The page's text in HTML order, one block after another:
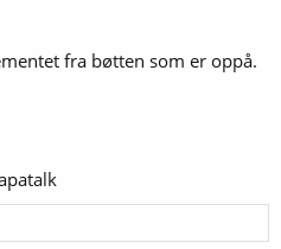
fra bøtten som er oppå.